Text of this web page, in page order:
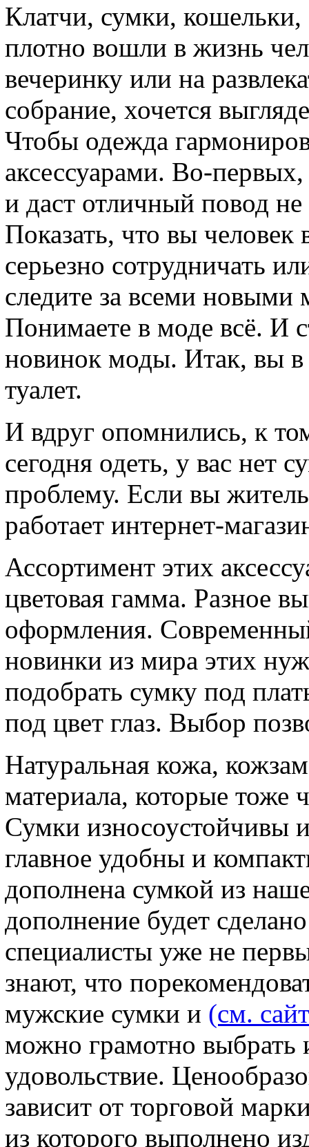
Клатчи, сумки, кошельки,
плотно вошли в жизнь
вечеринку или на
собрание, хочется
Чтобы одежда
аксессуарами. Во-
и даст отличный повод
Показать, что вы человек
серьезно сотрудничать
следите за всеми
Понимаете в моде всё. И
новинок моды. Итак, вы в
туалет.
И вдруг опомнились, к
сегодня одеть, у вас нет
проблему. Если вы
работает интернет-
Ассортимент этих
цветовая гамма. Разное
оформления.
новинки из мира этих
подобрать сумку под
под цвет глаз. Выбор
Натуральная кожа,
материала, которые тоже
Сумки износоустойчивы
главное удобны и
дополнена сумкой из
дополнение будет
специалисты уже не
знают, что
мужские сумки и (см.
можно грамотно выбрать
удовольствие.
зависит от торговой
из которого выполнено